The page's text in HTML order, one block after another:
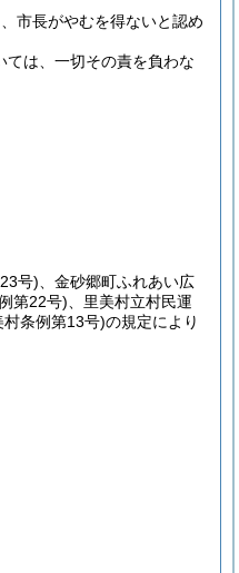
市長がやむを得ないと認め
は、一切その責を負わな
号) 、金砂郷町ふれあい広
第22号) 、里美村立村民運
条例第13号)の規定により